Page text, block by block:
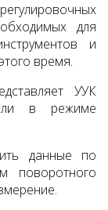
для
и
время.
УУК
в режиме
данные по
поворотного